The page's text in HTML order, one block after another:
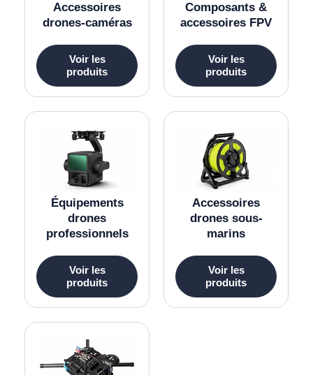
Accessoires
drones-caméras
Voir les
produits
Composants &
accessoires FPV
Voir les
produits
Équipements
drones
professionnels
Voir les
produits
Accessoires
drones sous-
marins
Voir les
produits